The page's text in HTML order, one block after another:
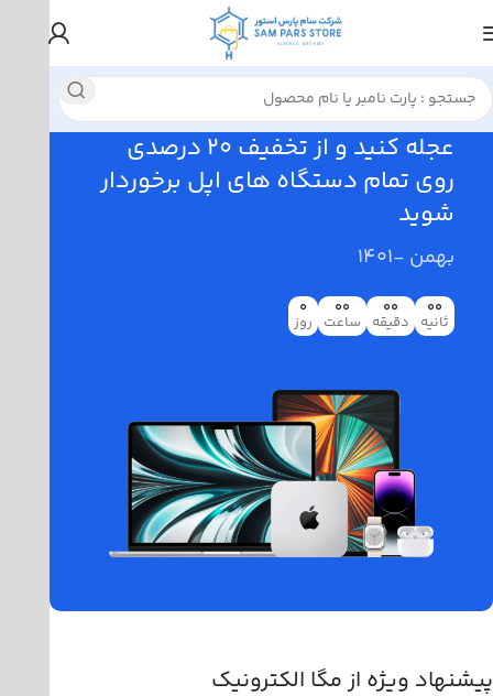
عجله کنید و از تخفیف 20 درصدی
روی تمام دستگاه های اپل برخوردار
شوید
بهمن -1401
0
روز
00
ساعت
00
دقیقه
00
ثانیه
پیشنهاد ویژه از مگا الکترونیک